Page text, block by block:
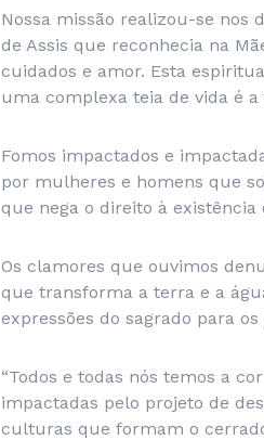
Nossa missão realizou-se nos
de Assis que reconhecia na
cuidados e amor. Esta
uma complexa teia de vida é
Fomos impactados e
por mulheres e homens que
que nega o direito à
Os clamores que ouvimos
que transforma a terra e a
expressões do sagrado para
“Todos e todas nós temos a
impactadas pelo projeto de
culturas que formam o